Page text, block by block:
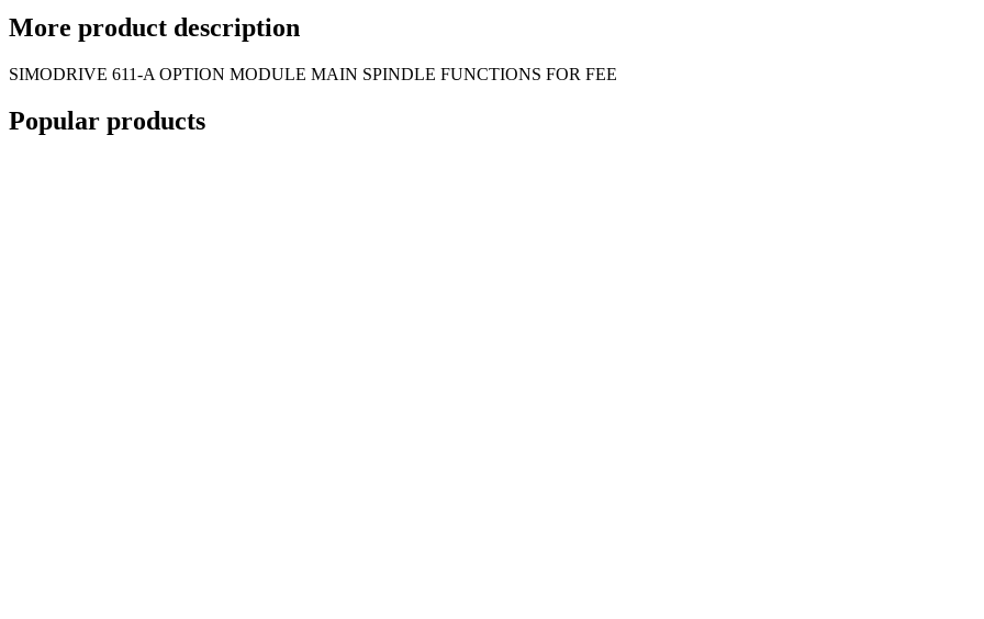
More product description
SIMODRIVE 611-A OPTION MODULE MAIN SPINDLE FUNCTIONS FOR FEE
Popular products